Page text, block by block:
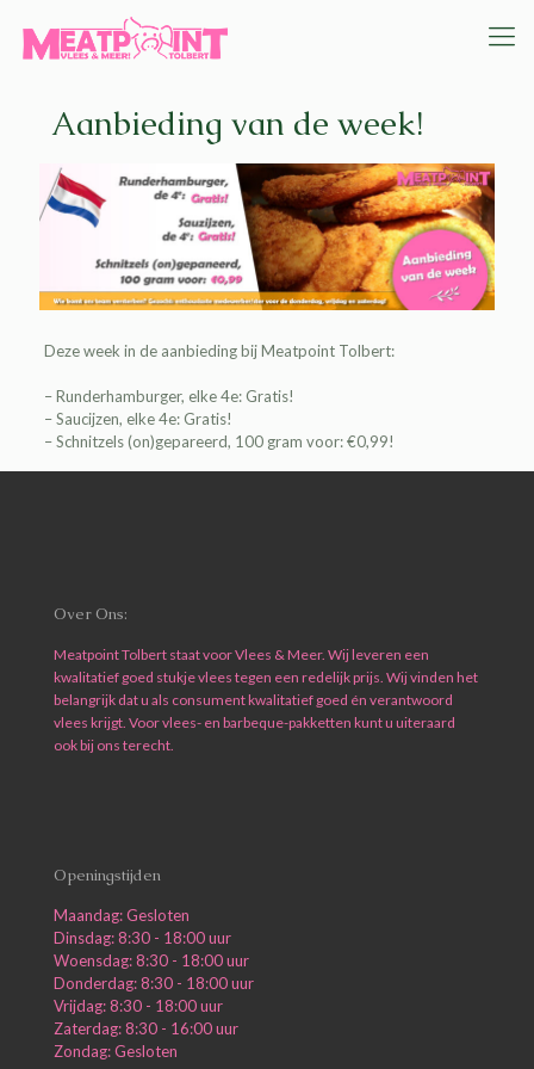
Aanbieding van de week!
Deze week in de aanbieding bijMeatpoint Tolbert:
– Runderhamburger, elke 4e: Gratis!
– Saucijzen, elke 4e: Gratis!
– Schnitzels (on)gepareerd, 100 gram voor: €0,99!
Over Ons:
Meatpoint Tolbert staat voor Vlees & Meer. Wij leveren een
kwalitatief goed stukje vlees tegen een redelijk prijs. Wij vinden het
belangrijk dat u als consument kwalitatief goed én verantwoord
vlees krijgt. Voor vlees- en barbeque-pakketten kunt u uiteraard
ook bij ons terecht.
Openingstijden
Maandag: Gesloten
Dinsdag: 8:30 - 18:00 uur
Woensdag: 8:30 - 18:00 uur
Donderdag: 8:30 - 18:00 uur
Vrijdag: 8:30 - 18:00 uur
Zaterdag: 8:30 - 16:00 uur
Zondag: Gesloten